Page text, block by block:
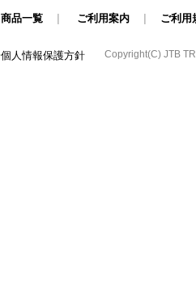
商品一覧 | ご利用案内 | ご利用
個人情報保護方針 Copyright(C) JTB